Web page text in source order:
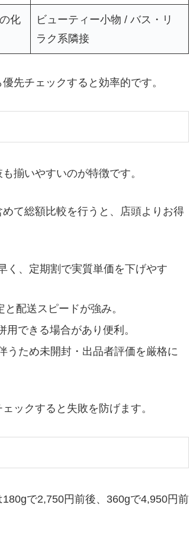
化
ビューティー小物 / バス・リ
ラク系隣接
先チェックすると効率的です。
揃いやすいのが特徴です。
て総額比較を行うと、店頭よりお得
く、定期割で実質単価を下げやす
配送スピードが強み。
できる場合があり便利。
うため未開封・出品者評価を厳格に
ックすると失敗を防げます。
で2,750円前後、360gで4,950円前